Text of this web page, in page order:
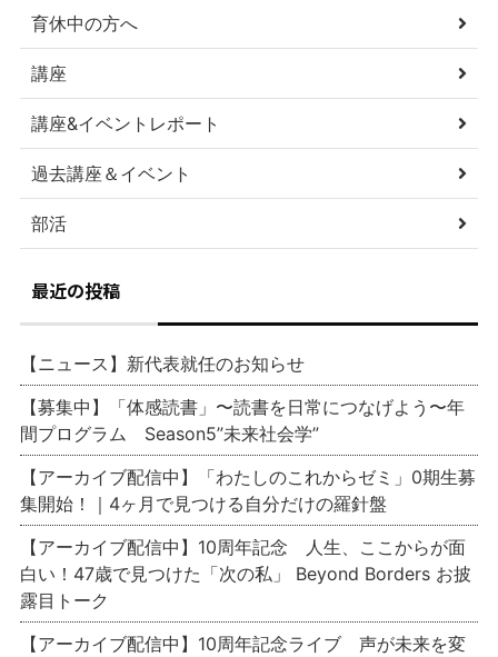
育休中の方へ
講座
講座&イベントレポート
過去講座＆イベント
部活
最近の投稿
【ニュース】新代表就任のお知らせ
【募集中】「体感読書」〜読書を日常につなげよう〜年
間プログラム Season5”未来社会学”
【アーカイブ配信中】「わたしのこれからゼミ」0期生募
集開始！｜4ヶ月で見つける自分だけの羅針盤
【アーカイブ配信中】10周年記念 人生、ここからが面
白い！47歳で見つけた「次の私」 Beyond Borders お披
露目トーク
【アーカイブ配信中】10周年記念ライブ 声が未来を変